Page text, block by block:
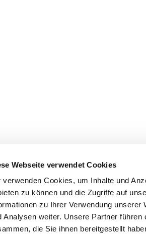
Webseite verwendet Cookies
verwenden Cookies, um Inhalte und
zu können und die Zugriffe auf
zu Ihrer Verwendung
Analysen weiter. Unsere Partner
die Sie ihnen bereitgestellt